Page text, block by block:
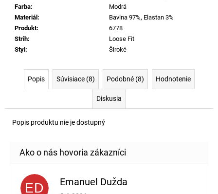
Farba:
Modrá
Materiál :
Bavlna 97%, Elastan 3%
Produkt:
6778
Strih:
Loose Fit
Styl : Široké
Popis Súvisiace (8) Podobné (8) Hodnotenie
Diskusia
Popis produktu nie je dostupný
ED Emanuel Dužda